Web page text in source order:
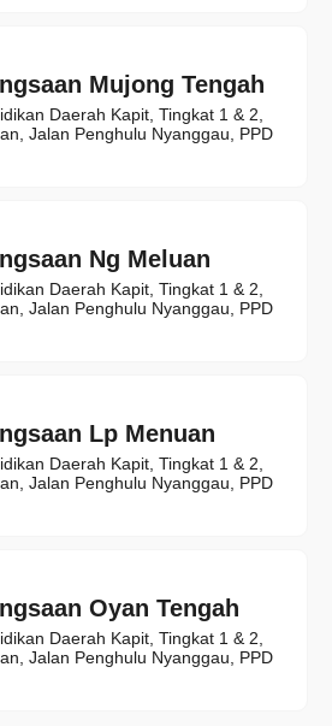
Mujong Tengah
Daerah Kapit, Tingkat 1 & 2,
Jalan Penghulu Nyanggau, PPD
Ng Meluan
Daerah Kapit, Tingkat 1 & 2,
Jalan Penghulu Nyanggau, PPD
Lp Menuan
Daerah Kapit, Tingkat 1 & 2,
Jalan Penghulu Nyanggau, PPD
Oyan Tengah
Daerah Kapit, Tingkat 1 & 2,
Jalan Penghulu Nyanggau, PPD